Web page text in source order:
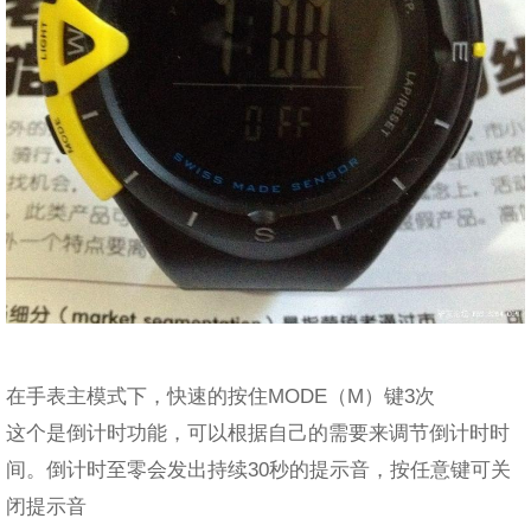
在手表主模式下，快速的按住MODE（M）键3次
这个是倒计时功能，可以根据自己的需要来调节倒计时时
间。倒计时至零会发出持续30秒的提示音，按任意键可关
闭提示音